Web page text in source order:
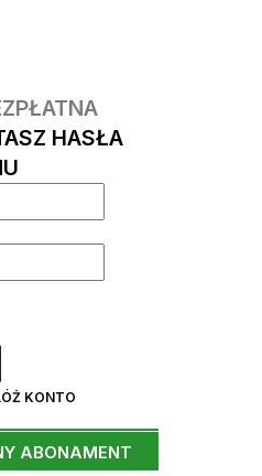
HASŁA
KONTO
ABONAMENT